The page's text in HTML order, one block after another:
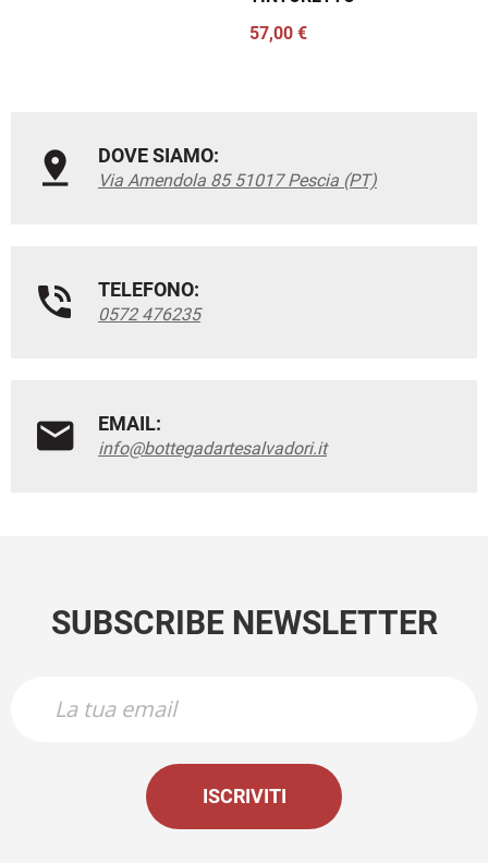
57,00 €
DOVE SIAMO:
Via Amendola 85 51017 Pescia (PT)
TELEFONO:
0572 476235
EMAIL:
info@bottegadartesalvadori.it
SUBSCRIBE NEWSLETTER
ISCRIVITI